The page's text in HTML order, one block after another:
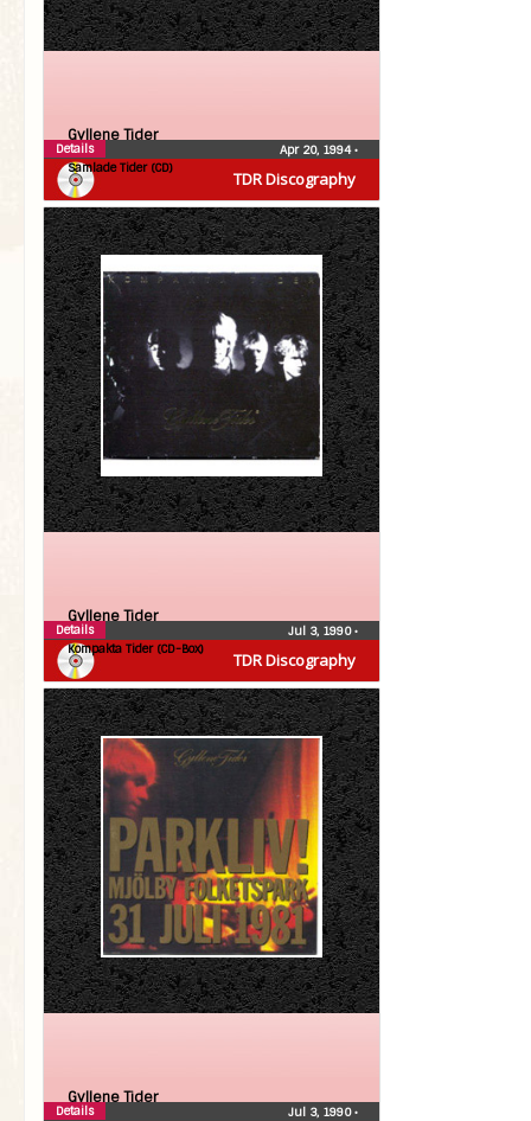
TDR Discography
Gyllene Tider
Samlade Tider (CD)
Apr 20, 1994•
Details
TDR Discography
Gyllene Tider
Kompakta Tider (CD-Box)
Jul 3, 1990•
Details
Gyllene Tider
Jul 3, 1990•
Details